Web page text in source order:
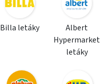
Billa letáky
Albert
Hypermarket
letáky